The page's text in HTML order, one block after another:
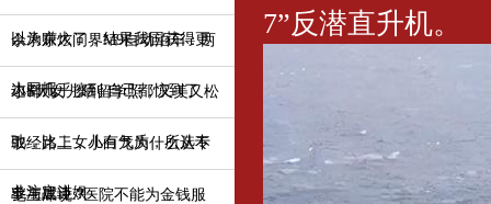
以为赚大了，结果我国获得更
大回报
余承东炫问界M9自动泊车：两
边都几乎擦到 自己都惊到了
小S大女儿晒留学照，又美又松
弛，比二女儿有气质，所选专
业注定进娱
取经路上，小白龙为什么从不
参与战斗？
毛主席说:“医院不能为金钱服
7”反潜直升机。